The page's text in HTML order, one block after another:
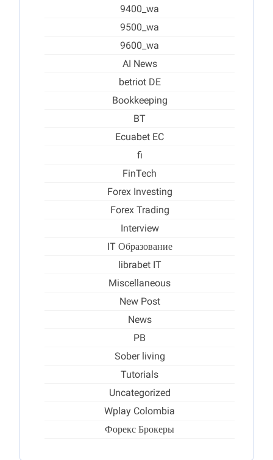
9400_wa
9500_wa
9600_wa
AI News
betriot DE
Bookkeeping
BT
Ecuabet EC
fi
FinTech
Forex Investing
Forex Trading
Interview
IT Образование
librabet IT
Miscellaneous
New Post
News
PB
Sober living
Tutorials
Uncategorized
Wplay Colombia
Форекс Брокеры